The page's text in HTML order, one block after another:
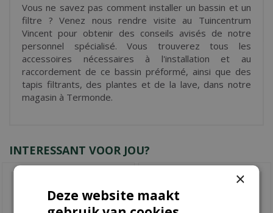
Vous ne savez pas comment installer un bassin et un
filtre ? Venez nous rendre visite au Tuincentrum
Vincent pour obtenir des conseils avisés de notre
personnel spécialisé. Vous trouverez tous les
accessoires nécessaires à l'installation et au
raccordement de ce bassin préformé, ainsi que des
tapis filtrants, des plantes et de la lave, dans notre
magasin à Termonde.
INTERESSANT VOOR JOU?
×
Deze website maakt